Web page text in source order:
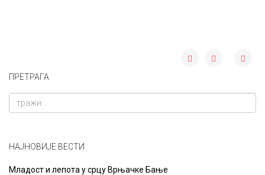
ПРЕТРАГА
НАЈНОВИЈЕ ВЕСТИ
Младост и лепота у срцу Врњачке Бање